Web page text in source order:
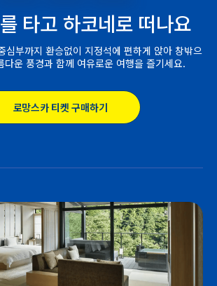
타고 하코네로 떠나요
심부까지 환승없이 지정석에 편하게 앉아 창밖으
다운 풍경과 함께 여유로운 여행을 즐기세요.
로망스카 티켓 구매하기